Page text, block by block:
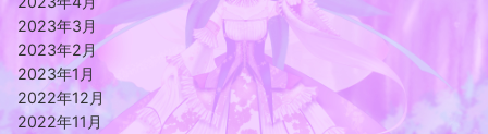
2023年3月
2023年2月
2023年1月
2022年12月
2022年11月